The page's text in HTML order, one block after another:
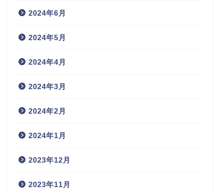
2024年6月
2024年5月
2024年4月
2024年3月
2024年2月
2024年1月
2023年12月
2023年11月